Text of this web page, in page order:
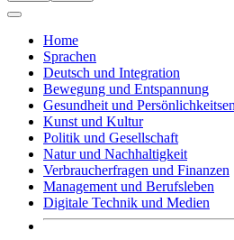
Home
Sprachen
Deutsch und Integration
Bewegung und Entspannung
Gesundheit und
Kunst und Kultur
Politik und Gesellschaft
Natur und Nachhaltigkeit
Verbraucherfragen und Finanzen
Management und Berufsleben
Digitale Technik und Medien